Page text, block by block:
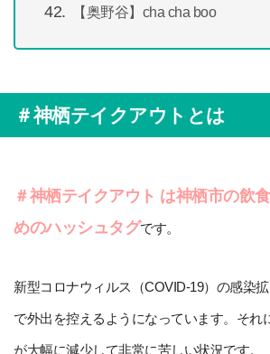
【奥野谷】cha cha boo
＃神栖テイクアウトとは
＃神栖テイクアウト は神栖市の飲
めのハッシュタグです。
新型コロナウィルス（COVID-19）の感染
で外出を控えるようになっています。それ
が大幅に減少して非常に苦しい状況です。